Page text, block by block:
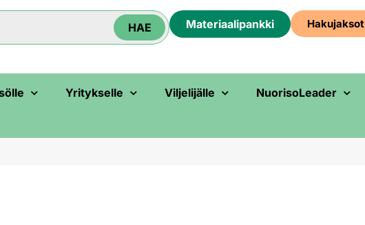
HAE Materiaali­pankki Haku­jaksot
Yritykselle Viljelijälle NuorisoLeader